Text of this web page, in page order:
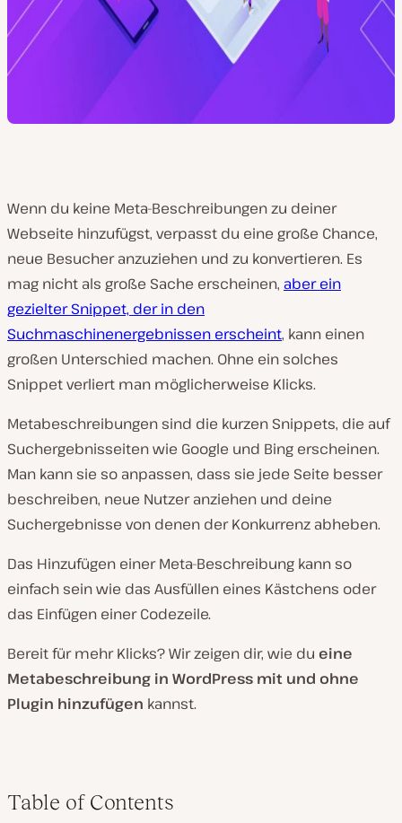
Wenn du keine Meta-Beschreibungen zu deiner
Webseite hinzufügst, verpasst du eine große Chance,
neue Besucher anzuziehen und zu konvertieren. Es
mag nicht als große Sache erscheinen, aber ein
gezielter Snippet, der in den
Suchmaschinenergebnissen erscheint, kann einen
großen Unterschied machen. Ohne ein solches
Snippet verliert man möglicherweise Klicks.
Metabeschreibungen sind die kurzen Snippets, die auf
Suchergebnisseiten wie Google und Bing erscheinen.
Man kann sie so anpassen, dass sie jede Seite besser
beschreiben, neue Nutzer anziehen und deine
Suchergebnisse von denen der Konkurrenz abheben.
Das Hinzufügen einer Meta-Beschreibung kann so
einfach sein wie das Ausfüllen eines Kästchens oder
das Einfügen einer Codezeile.
Bereit für mehr Klicks? Wir zeigen dir, wie du eine
Metabeschreibung in WordPress mit und ohne
Plugin hinzufügen kannst.
Table of Contents